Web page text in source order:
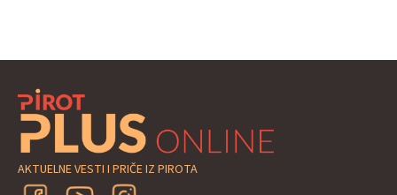
AKTUELNE VESTI I PRIČE IZ PIROTA